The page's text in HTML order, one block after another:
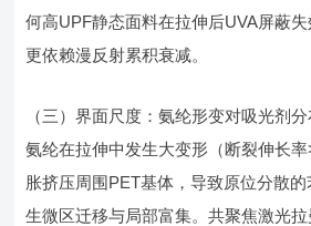
何高UPF静态面料在拉伸后UVA屏蔽
更依赖漫反射累积衰减。
（三）界面尺度：氨纶形变对吸光剂
氨纶在拉伸中发生大变形（断裂伸长
胀挤压周围PET基体，导致原位分散
生微区迁移与局部富集。共聚焦激光